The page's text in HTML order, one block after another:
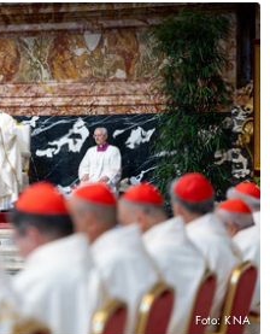
Foto: KNA